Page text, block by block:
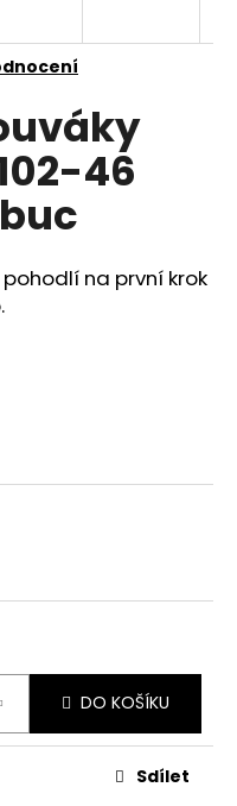
46
na první krok
DO KOŠÍKU
Sdílet